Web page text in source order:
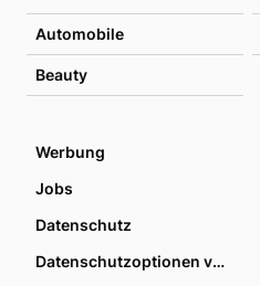
Automobile
Beauty
Werbung
Jobs
Datenschutz
Datenschutzoptionen verwalten